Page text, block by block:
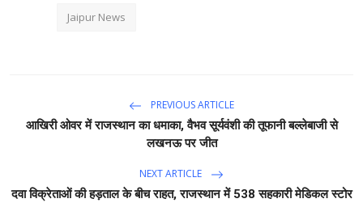
Jaipur News
PREVIOUS ARTICLE
आखिरी ओवर में राजस्थान का धमाका, वैभव सूर्यवंशी की तूफानी बल्लेबाजी से
लखनऊ पर जीत
NEXT ARTICLE
दवा विक्रेताओं की हड़ताल के बीच राहत, राजस्थान में 538 सहकारी मेडिकल स्टोर